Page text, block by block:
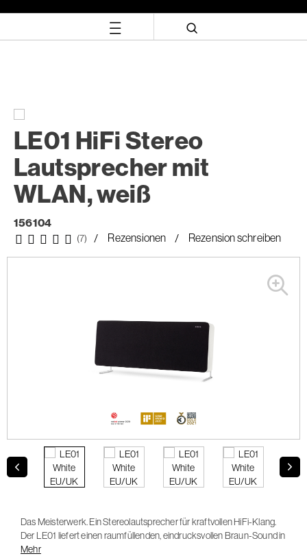
LE01 HiFi Stereo
Lautsprecher mit
WLAN, weiß
156104
(7) Rezensionen Rezension schreiben
Das Meisterwerk. Ein Stereolautsprecher für kraftvollen HiFi-Klang.
Der LE01 liefert einen raumfüllenden, eindrucksvollen Braun-Sound in
einem hohen Dynamikbereich mit gleichbleibend kristallklarer
Mehr